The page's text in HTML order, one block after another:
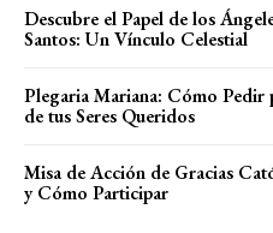
Descubre el Papel de los
Santos: Un Vínculo Celestial
Plegaria Mariana: Cómo Pedir
de tus Seres Queridos
Misa de Acción de Gracias
y Cómo Participar